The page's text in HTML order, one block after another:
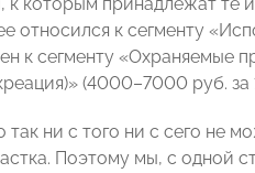
к сегменту
к сегменту «Охраняемые
(4000–7000 руб. за
ни с того ни с сего не
Поэтому мы, с одной